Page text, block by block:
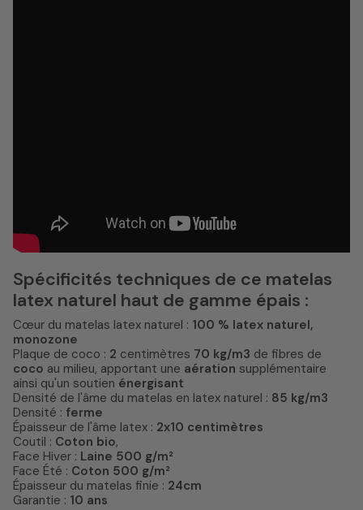
Spécificités techniques de ce matelas
latex naturel haut de gamme épais :
Cœur du matelas latex naturel : 100 % latex naturel,
monozone
Plaque de coco : 2 centimètres 70 kg/m3 de fibres de
coco au milieu, apportant une aération supplémentaire
ainsi qu'un soutien énergisant
Densité de l'âme du matelas en latex naturel : 85 kg/m3
Densité : ferme
Épaisseur de l'âme latex : 2x10 centimètres
Coutil : Coton bio,
Face Hiver : Laine 500 g/m²
Face Été : Coton 500 g/m²
Épaisseur du matelas finie : 24cm
Garantie : 10 ans